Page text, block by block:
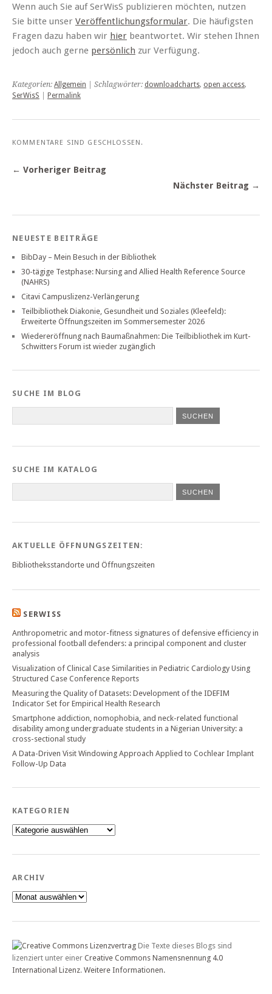
Wenn auch Sie auf SerWisS publizieren möchten, nutzen
Sie bitte unser Veröffentlichungsformular. Die häufigsten
Fragen dazu haben wir hier beantwortet. Wir stehen Ihnen
jedoch auch gerne persönlich zur Verfügung.
Kategorien: Allgemein | Schlagwörter: downloadcharts, open access,
SerWisS
Permalink
KOMMENTARE SIND GESCHLOSSEN.
← Vorheriger Beitrag
Nächster Beitrag →
NEUESTE BEITRÄGE
BibDay – Mein Besuch in der Bibliothek
30-tägige Testphase: Nursing and Allied Health Reference Source
(NAHRS)
Citavi Campuslizenz-Verlängerung
Teilbibliothek Diakonie, Gesundheit und Soziales (Kleefeld):
Erweiterte Öffnungszeiten im Sommersemester 2026
Wiedereröffnung nach Baumaßnahmen: Die Teilbibliothek im Kurt-
Schwitters Forum ist wieder zugänglich
SUCHE IM BLOG
SUCHE IM KATALOG
SUCHEN
AKTUELLE ÖFFNUNGSZEITEN:
Bibliotheksstandorte und Öffnungszeiten
SERWISS
Anthropometric and motor-fitness signatures of defensive efficiency in
professional football defenders: a principal component and cluster
analysis
Visualization of Clinical Case Similarities in Pediatric Cardiology Using
Structured Case Conference Reports
Measuring the Quality of Datasets: Development of the IDEFIM
Indicator Set for Empirical Health Research
Smartphone addiction, nomophobia, and neck-related functional
disability among undergraduate students in a Nigerian University: a
cross-sectional study
A Data-Driven Visit Windowing Approach Applied to Cochlear Implant
Follow-Up Data
KATEGORIEN
Kategorien
ARCHIV
Archiv
Die Texte dieses Blogs sind
lizenziert unter einer Creative Commons Namensnennung 4.0
International Lizenz. Weitere Informationen.